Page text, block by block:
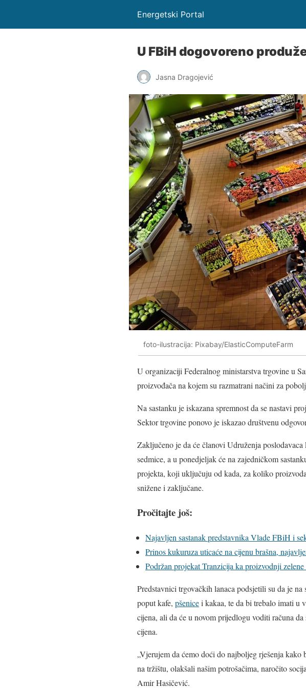
Energetski Portal
U FBiH dogovoreno
Jasna Dragojević
foto-ilustracija: Pixabay/ElasticComputeFarm
U organizaciji Federalnog ministarstva trgovine u
proizvođača na kojem su razmatrani načini za
Na sastanku je iskazana spremnost da se nastavi
Sektor trgovine ponovo je iskazao društvenu
Zaključeno je da će članovi Udruženja
sedmice, a u ponedjeljak će na zajedničkom
projekta, koji uključuju od kada, za koliko
snižene i zaključane.
Pročitajte još:
Najavljen sastanak predstavnika Vlade FBiH i
Prinos kukuruza uticaće na cijenu brašna,
Podržan projekat Tranzicija ka proizvodnji
Predstavnici trgovačkih lanaca podsjetili su da je
poput kafe, pšenicei kakaa, te da bi trebalo imati u
cijena, ali da će u novom prijedlogu voditi računa
cijena.
„Vjerujem da ćemo doći do najboljeg rješenja
na tržištu, olakšali našim potrošačima, naročito
Amir Hasičević.